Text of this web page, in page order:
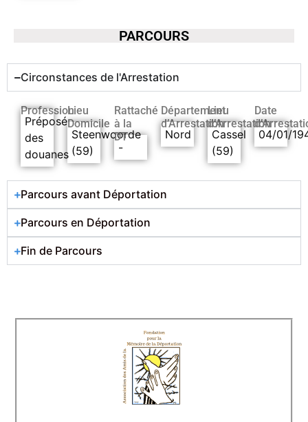
PARCOURS
Circonstances de l'Arrestation
Profession
Préposé
des
douanes
Lieu
Domicile
Steenwoorde
(59)
Rattaché
à la
DT
-
Département
d’Arrestation
Nord
Lieu
d’Arrestation
Cassel
(59)
Date
04/01/
Parcours avant Déportation
Parcours en Déportation
Fin de Parcours